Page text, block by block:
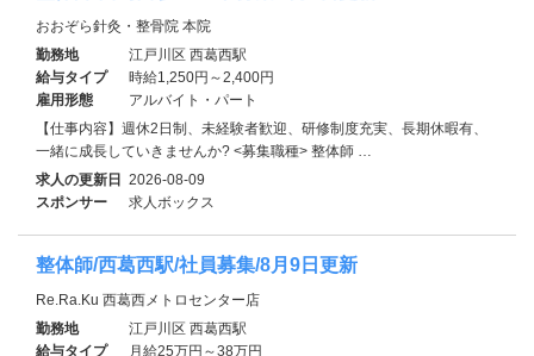
おおぞら針灸・整骨院 本院
勤務地
江戸川区 西葛西駅
給与タイプ
時給1,250円～2,400円
雇用形態
アルバイト・パート
【仕事内容】週休2日制、未経験者歓迎、研修制度充実、長期休暇有、
一緒に成長していきませんか? <募集職種> 整体師 …
求人の更新日 2026-08-09
スポンサー
求人ボックス
整体師/西葛西駅/社員募集/8月9日更新
Re.Ra.Ku 西葛西メトロセンター店
勤務地
江戸川区 西葛西駅
給与タイプ
月給25万円～38万円